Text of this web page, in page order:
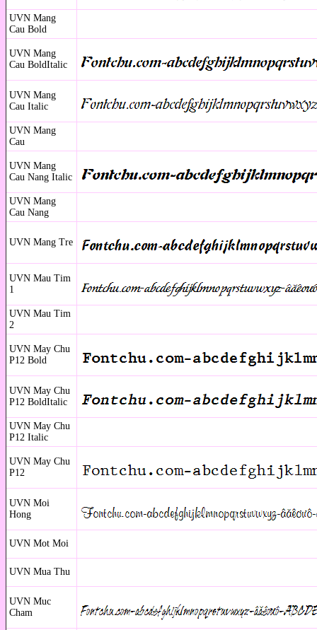
UVN Mang
Cau Bold
UVN Mang
Cau BoldItalic
UVN Mang
Cau Italic
UVN Mang
Cau
UVN Mang
Cau Nang Italic
UVN Mang
Cau Nang
UVN Mang Tre
UVN Mau Tim
1
UVN Mau Tim
2
UVN May Chu
P12 Bold
UVN May Chu
P12 BoldItalic
UVN May Chu
P12 Italic
UVN May Chu
P12
UVN Moi
Hong
UVN Mot Moi
UVN Mua Thu
UVN Muc
Cham